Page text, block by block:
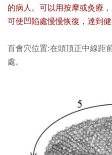
的病人。可以用按摩或灸療
可使凹陷處慢慢恢復，達到健
百會穴位置:在頭頂正中線距
處。